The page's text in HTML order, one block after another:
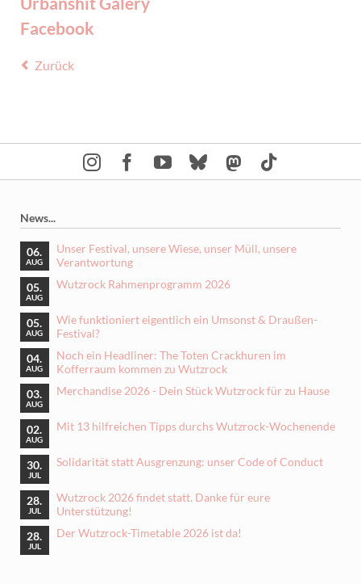
Facebook
Zurück
News...
06.
AUG
Unser Festival, unsere Wiese, unser Müll, unsere
Verantwortung
05.
AUG
Wutzrock Rahmenprogramm 2026
05.
AUG
Wie funktioniert eigentlich ein Umsonst & Draußen-
Festival?
04.
AUG
Noch ein Headliner: The Toten Crackhuren im
Kofferraum kommen zu Wutzrock
03.
AUG
Merchandise 2026 - Dein Stück Wutzrock für zu Hause
02.
AUG
Mit 13 hilfreichen Tipps durchs Wutzrock-Wochenende
30.
JUL
Solidarität statt Ausgrenzung: unser Code of Conduct
28.
JUL
Wutzrock 2026 findet statt. Danke für eure
Unterstützung!
28.
JUL
Der Wutzrock-Timetable 2026 ist da!